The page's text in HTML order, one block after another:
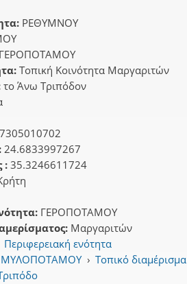
ΡΕΘΥΜΝΟΥ
ΓΕΡΟΠΟΤΑΜΟΥ
Τοπική Κοινότητα Μαργαριτών
το Άνω Τριπόδον
7305010702
24.6833997267
: 35.3246611724
ΓΕΡΟΠΟΤΑΜΟΥ
Μαργαριτών
Περιφερειακή ενότητα
ΜΥΛΟΠΟΤΑΜΟΥ › Τοπικό διαμέρισμα